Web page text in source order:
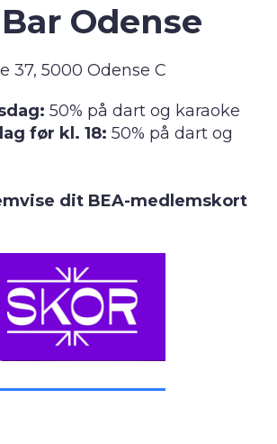
Odense
37, 5000 Odense C
50% på dart og karaoke
før kl. 18: 50% på dart og
dit BEA-medlemskort